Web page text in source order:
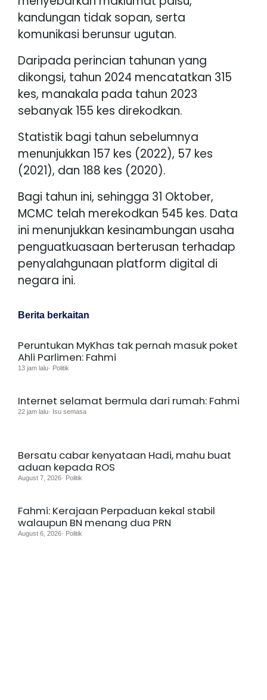
kandungan tidak sopan, serta
komunikasi berunsur ugutan.
Daripada perincian tahunan yang
dikongsi, tahun 2024 mencatatkan 315
kes, manakala pada tahun 2023
sebanyak 155 kes direkodkan.
Statistik bagi tahun sebelumnya
menunjukkan 157 kes (2022), 57 kes
(2021), dan 188 kes (2020).
Bagi tahun ini, sehingga 31 Oktober,
MCMC telah merekodkan 545 kes. Data
ini menunjukkan kesinambungan usaha
penguatkuasaan berterusan terhadap
penyalahgunaan platform digital di
negara ini.
Berita berkaitan
Peruntukan MyKhas tak pernah masuk poket
Ahli Parlimen: Fahmi
13 jam lalu· Politik
Internet selamat bermula dari rumah: Fahmi
22 jam lalu· Isu semasa
Bersatu cabar kenyataan Hadi, mahu buat
aduan kepada ROS
August 7, 2026· Politik
Fahmi: Kerajaan Perpaduan kekal stabil
walaupun BN menang dua PRN
August 6, 2026· Politik